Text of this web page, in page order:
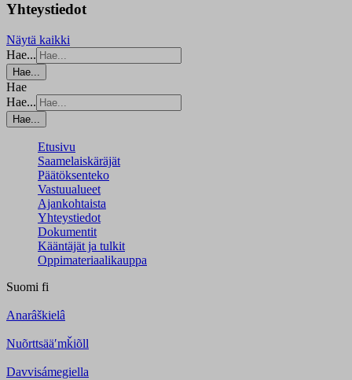
Yhteystiedot
Näytä kaikki
Hae...
Hae...
Hae
Hae...
Hae...
Etusivu
Saamelaiskäräjät
Päätöksenteko
Vastuualueet
Ajankohtaista
Yhteystiedot
Dokumentit
Kääntäjät ja tulkit
Oppimateriaalikauppa
Suomi fi
Anarâškielâ
Nuõrttsääʹmǩiõll
Davvisámegiella